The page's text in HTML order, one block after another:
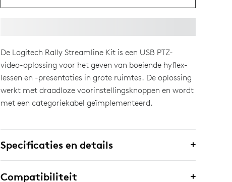
De Logitech Rally Streamline Kit is een USB PTZ-
video-oplossing voor het geven van boeiende hyflex-
lessen en -presentaties in grote ruimtes. De oplossing
werkt met draadloze voorinstellingsknoppen en wordt
met een categoriekabel geïmplementeerd.
Specificaties en details
Compatibiliteit